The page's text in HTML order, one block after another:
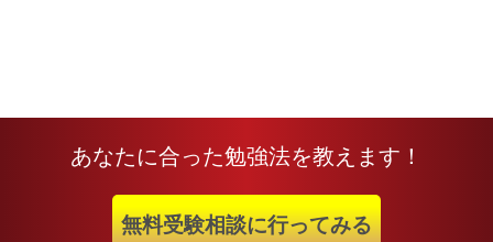
あなたに合った勉強法を教えます！
無料受験相談に行ってみる